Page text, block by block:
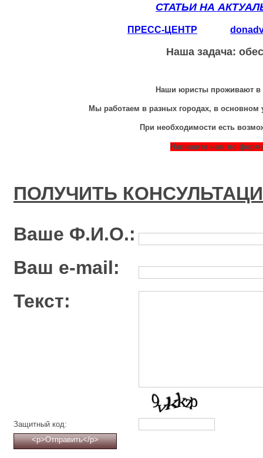
СТАТЬИ НА
ПРЕСС-ЦЕНТР donad
Наша задача:
Наши юристы проживают в
Мы работаем в разных городах, в основном
При необходимости есть
Напишите нам по